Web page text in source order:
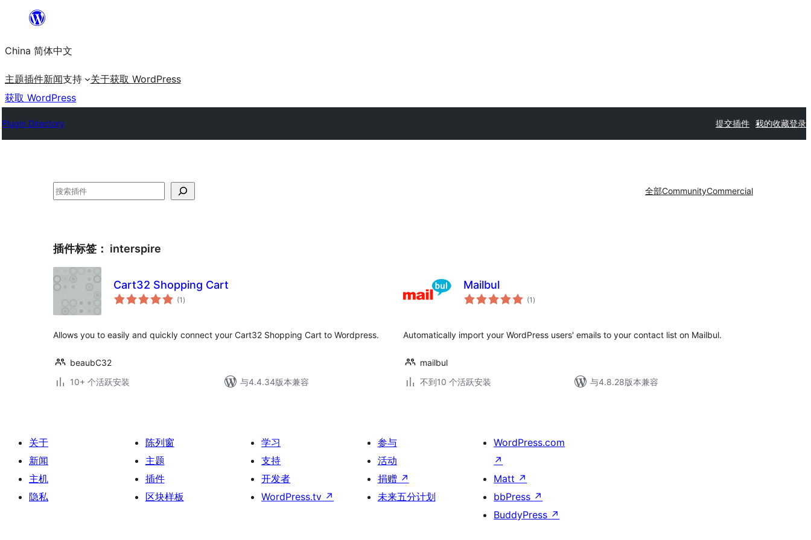
内
容
China 简体中文
主题插件新闻支持 关于获取 WordPress
获取 WordPress
Plugin Directory 提交插件 我的收藏登录
搜
全部CommunityCommercial
插件标签： interspire
Cart32 Shopping Cart
(1 总
评)
Allows you to easily and quickly connect your Cart32 Shopping Cart to Wordpress.
beaubC32
10+ 个活跃安装
与4.4.34版本兼容
Mailbul
(1 总
评)
Automatically import your WordPress users' emails to your contact list on Mailbul.
mailbul
不到10 个活跃安装
与4.8.28版本兼容
关于
新闻
主机
隐私
陈列窗
主题
插件
区块样板
学习
支持
开发者
WordPress.tv ↗
参与
活动
捐赠 ↗
未来五分计划
WordPress.com
↗
Matt ↗
bbPress ↗
BuddyPress ↗